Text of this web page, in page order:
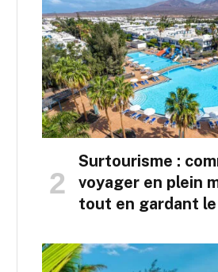
Surtourisme :
voyager en plein
tout en gardant